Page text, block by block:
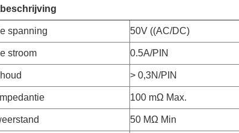
spanning 50V ((AC/DC)
stroom 0.5A/PIN
> 0,3N/PIN
100 mΩ Max.
50 MΩ Min